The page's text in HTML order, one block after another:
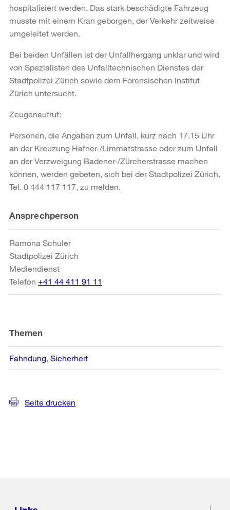
hospitalisiert werden. Das stark beschädigte Fahrzeug
musste mit einem Kran geborgen, der Verkehr zeitweise
umgeleitet werden.
Bei beiden Unfällen ist der Unfallhergang unklar und wird
von Spezialisten des Unfalltechnischen Dienstes der
Stadtpolizei Zürich sowie dem Forensischen Institut
Zürich untersucht.
Zeugenaufruf:
Personen, die Angaben zum Unfall, kurz nach 17.15 Uhr
an der Kreuzung Hafner-/Limmatstrasse oder zum Unfall
an der Verzweigung Badener-/Zürcherstrasse machen
können, werden gebeten, sich bei der Stadtpolizei Zürich,
Tel. 0 444 117 117, zu melden.
Weitere
Informationen
Ansprechperson
Ramona Schuler
Stadtpolizei Zürich
Mediendienst
Telefon +41 44 411 91 11
Themen
Fahndung Sicherheit
Seite drucken